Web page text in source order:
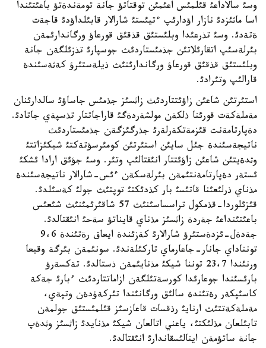
وسئ سالاداعئ قئلمئس اعئمئن توقتاتؤ جانة تومةندةتؤ باعئتئندا
اسا ماثئزدئ نازار اؤدارئپ ءتيئستئ شارالار قابئلداؤدئ قاجةت
ةتةدئ. وسئ تذرعئدا وبلئستئق قذقئق قورعاؤ ورگاندارئمةن
بئرلةسئپ اتقارئلاتئن جذمئستاردئث جوسپارئ تذزئلگةن جانة
وبلئستئق قذقئق قورعاؤ ورگاندارئنئث ذيلةستئرؤ كةثةسئندة
قارالئپ وتئرادئ.
استئرتئن شاعئن زاؤئتتاردئث زاثسئز جذمئس جاساؤئ سالدارئنان
مةملةكةت قورئنا ذلكةن مولشةردةگئ قاراجاتتار تذسپةي جاتادئ.
دةپارتامةنت قئزمةتكةرلةرئ جذرگئزگةن جذمئستاردئث
ناتيجةسئندة جئل سايئن استئرتئن كومئرسؤتةكتئ شيكئزاتتئ
وثدةيتئن شاعئن زاؤئتتار انئقتالئپ وتئر. وسئ جؤئق ارادا ئشكئ
ئستةر دةپارتامةنتئمةن بئرلةسكةن ءئس-شارالار ناتيجةسئندة
مذناي ذرلئعئنا قاتئسئ بار كذدئكتئ توپتئث جولئ كةسئلدئ.
قئزئلوردا-قذمكول تراسساسئنئث 57 شاقئرئمئنئث شئعئس
باعئتئنداعئ جةردة زاثسئز مذناي قايناتؤ سةحئ انئقتالدئ.
جةدةل-ئزدةستئرؤ شارالارئ كةزئندة ايعاق رةتئندة 9،6
تونناداي جانار-جاعارماي تاركئلةندئ. سونئمةن بئرگة وقيعا
ورنئندا 23،7 توننا شيكئ مذنايئمةن ذستالدئ. تةكسةرؤ
بارئسئندا جوعارئدا كورسةتئلگةن ازاماتتاردئث ءبارئ جةكة
كاسئپكةر رةتئندة سالئق ورگانئندا تئركةؤدةن وتپةي،
مةملةكةتتئث ارنايئ رذقسات قاعازسئز قئلمئستئق جولمةن
تابئلعان مذلئكتئ، ياعني اتالعان شيكئ مذنايدئ زاثسئز وثدةپ
جانة ساتؤمةن اينالئسقاندارئ انئقتالدئ.